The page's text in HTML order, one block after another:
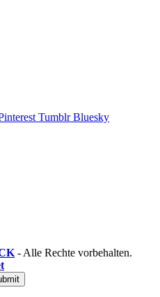
Tumblr Bluesky
- Alle Rechte vorbehalten.